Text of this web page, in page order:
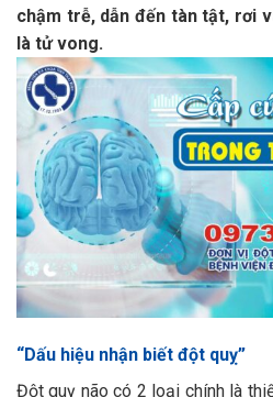
chậm trễ, dẫn đến tàn tật, rơi
là tử vong.
“Dấu hiệu nhận biết đột quỵ”
Đột quỵ não có 2 loại chính là